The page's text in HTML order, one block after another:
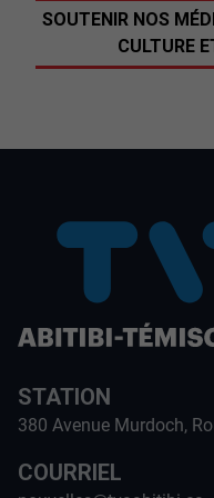
SOUTENIR NOS
CULTURE
STATION
380 Avenue Murdoch,
COURRIEL